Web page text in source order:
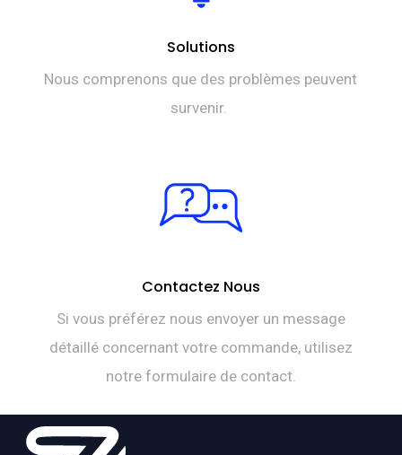
Solutions
Nous comprenons que des problèmes peuvent
survenir.
Contactez Nous
Si vous préférez nous envoyer un message
détaillé concernant votre commande, utilisez
notre formulaire de contact.